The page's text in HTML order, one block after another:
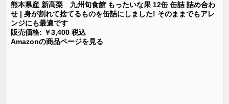
熊本県産 新高梨 九州旬食館 もったいな果 12缶 缶詰 詰め合わ
せ | 身が割れて捨てるものを缶詰にしました! そのままでもアレ
ンジにも最適です
販売価格: ￥3,400 税込
Amazonの商品ページを見る